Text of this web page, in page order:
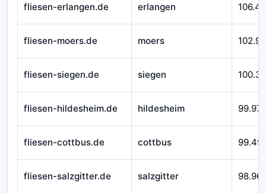
fliesen-erlangen.de erlangen
fliesen-moers.de moers
fliesen-siegen.de siegen
fliesen-hildesheim.de hildesheim
fliesen-cottbus.de cottbus 99.491
fliesen-salzgitter.de salzgitter